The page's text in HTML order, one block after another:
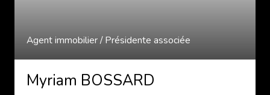
Agent immobilier / Présidente associée
Myriam BOSSARD